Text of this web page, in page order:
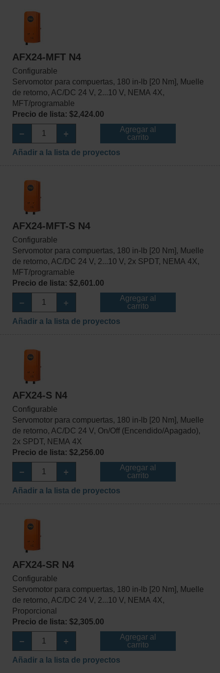
AFX24-MFT N4
Configurable
Servomotor para compuertas, 180 in-lb [20 Nm], Muelle
de retorno, AC/DC 24 V, 2...10 V, NEMA 4X,
MFT/programable
Precio de lista: $2,424.00
Agregar al
carrito
Añadir a la lista de proyectos
AFX24-MFT-S N4
Configurable
Servomotor para compuertas, 180 in-lb [20 Nm], Muelle
de retorno, AC/DC 24 V, 2...10 V, 2x SPDT, NEMA 4X,
MFT/programable
Precio de lista: $2,601.00
Agregar al
carrito
Añadir a la lista de proyectos
AFX24-S N4
Configurable
Servomotor para compuertas, 180 in-lb [20 Nm], Muelle
de retorno, AC/DC 24 V, On/Off (Encendido/Apagado),
2x SPDT, NEMA 4X
Precio de lista: $2,256.00
Agregar al
carrito
Añadir a la lista de proyectos
AFX24-SR N4
Configurable
Servomotor para compuertas, 180 in-lb [20 Nm], Muelle
de retorno, AC/DC 24 V, 2...10 V, NEMA 4X,
Proporcional
Precio de lista: $2,305.00
Agregar al
carrito
Añadir a la lista de proyectos